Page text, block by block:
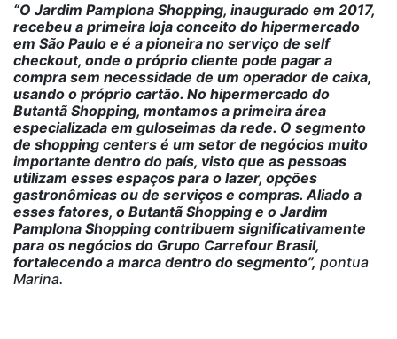
“O Jardim Pamplona Shopping, inaugurado em 2017,
recebeu a primeira loja conceito do hipermercado
em São Paulo e é a pioneira no serviço de self
checkout, onde o próprio cliente pode pagar a
compra sem necessidade de um operador de caixa,
usando o próprio cartão. No hipermercado do
Butantã Shopping, montamos a primeira área
especializada em guloseimas da rede. O segmento
de shopping centers é um setor de negócios muito
importante dentro do país, visto que as pessoas
utilizam esses espaços para o lazer, opções
gastronômicas ou de serviços e compras. Aliado a
esses fatores, o Butantã Shopping e o Jardim
Pamplona Shopping contribuem significativamente
para os negócios do Grupo Carrefour Brasil,
fortalecendo a marca dentro do segmento”, pontua
Marina.